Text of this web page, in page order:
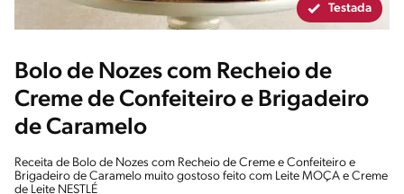
Testada
Bolo de Nozes com Recheio de
Creme de Confeiteiro e Brigadeiro
de Caramelo
Receita de Bolo de Nozes com Recheio de Creme e Confeiteiro e
Brigadeiro de Caramelo muito gostoso feito com Leite MOÇA e Creme
de Leite NESTLÉ